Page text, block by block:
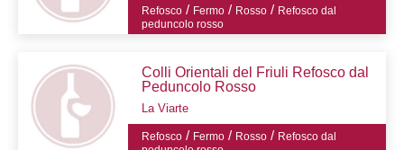
Refosco / Fermo / Rosso / Refosco dal
peduncolo rosso
Colli Orientali del Friuli Refosco dal
Peduncolo Rosso
La Viarte
Refosco / Fermo / Rosso / Refosco dal